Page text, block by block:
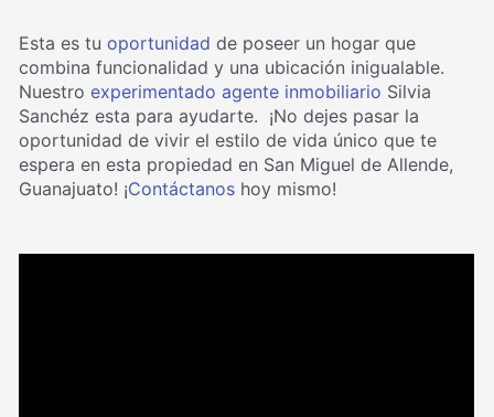
Esta es tuoportunidad de poseer un hogar que
combina funcionalidad y una ubicación inigualable.
Nuestroexperimentado agente inmobiliario Silvia
Sanchéz esta para ayudarte. ¡No dejes pasar la
oportunidad de vivir el estilo de vida único que te
espera en esta propiedad en San Miguel de Allende,
Guanajuato! ¡Contáctanos hoy mismo!